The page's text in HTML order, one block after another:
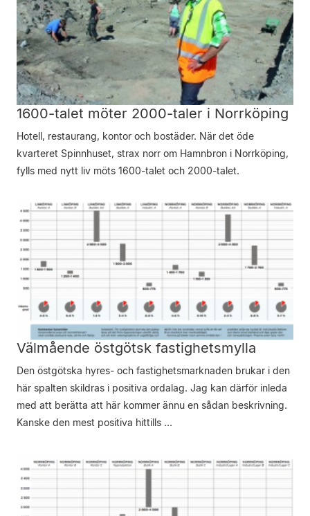
1600-talet möter 2000-taler i Norrköping
Hotell, restaurang, kontor och bostäder. När det öde
kvarteret Spinnhuset, strax norr om Hamnbron i Norrköping,
fylls med nytt liv möts 1600-talet och 2000-talet.
Välmående östgötsk fastighetsmylla
Den östgötska hyres- och fastighetsmarknaden brukar i den
här spalten skildras i positiva ordalag. Jag kan därför inleda
med att berätta att här kommer ännu en sådan beskrivning.
Kanske den mest positiva hittills …